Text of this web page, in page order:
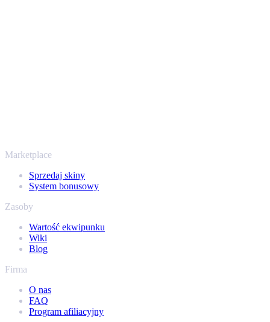
Marketplace
Sprzedaj skiny
System bonusowy
Zasoby
Wartość ekwipunku
Wiki
Blog
Firma
O nas
FAQ
Program afiliacyjny